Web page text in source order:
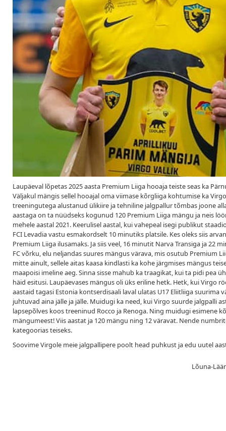
Laupäeval lõpetas 2025 aasta Premium Liiga hooaja teiste seas ka
Väljakul mängis sellel hooajal oma viimase kõrgliiga kohtumise ka
treeningutega alustanud ülikiire ja tehniline jalgpallur tõmbas joone
aastaga on ta nüüdseks kogunud 120 Premium Liiga mängu ja neis
mehele aastal 2021. Keerulisel aastal, kui vahepeal isegi publikut
FCI Levadia vastu esmakordselt 10 minutiks platsile. Kes oleks siis
Premium Liiga ilusamaks. Ja siis veel, 16 minutit Narva Transiga ja
FC võrku, elu neljandas suures mängus värava, mis osutub Premium
mitte ainult, sellele aitas kaasa kindlasti ka kohe järgmises mängus
maapoisi imeline aeg. Sinna sisse mahub ka traagikat, kui ta pidi pea
häid esitusi. Laupäevases mängus oli üks eriline hetk. Hetk, kui Virgo
aastaid tagasi Estonia kontserdisaali laval ulatas U17 Eliitliiga
juhtuvad aina jälle ja jälle. Muidugi ka need, kui Virgo suurde jalgpalli
lapsepõlves koos treeninud Rocco ja Renoga. Ning muidugi esimene
mängumeest! Viis aastat ja 120 mängu ning 12 väravat. Nende
kategoorias teiseks.
Soovime Virgole meie jalgpallipere poolt head puhkust ja edu uutel
Lõuna-